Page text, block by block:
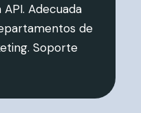
Adecuada
de
Soporte